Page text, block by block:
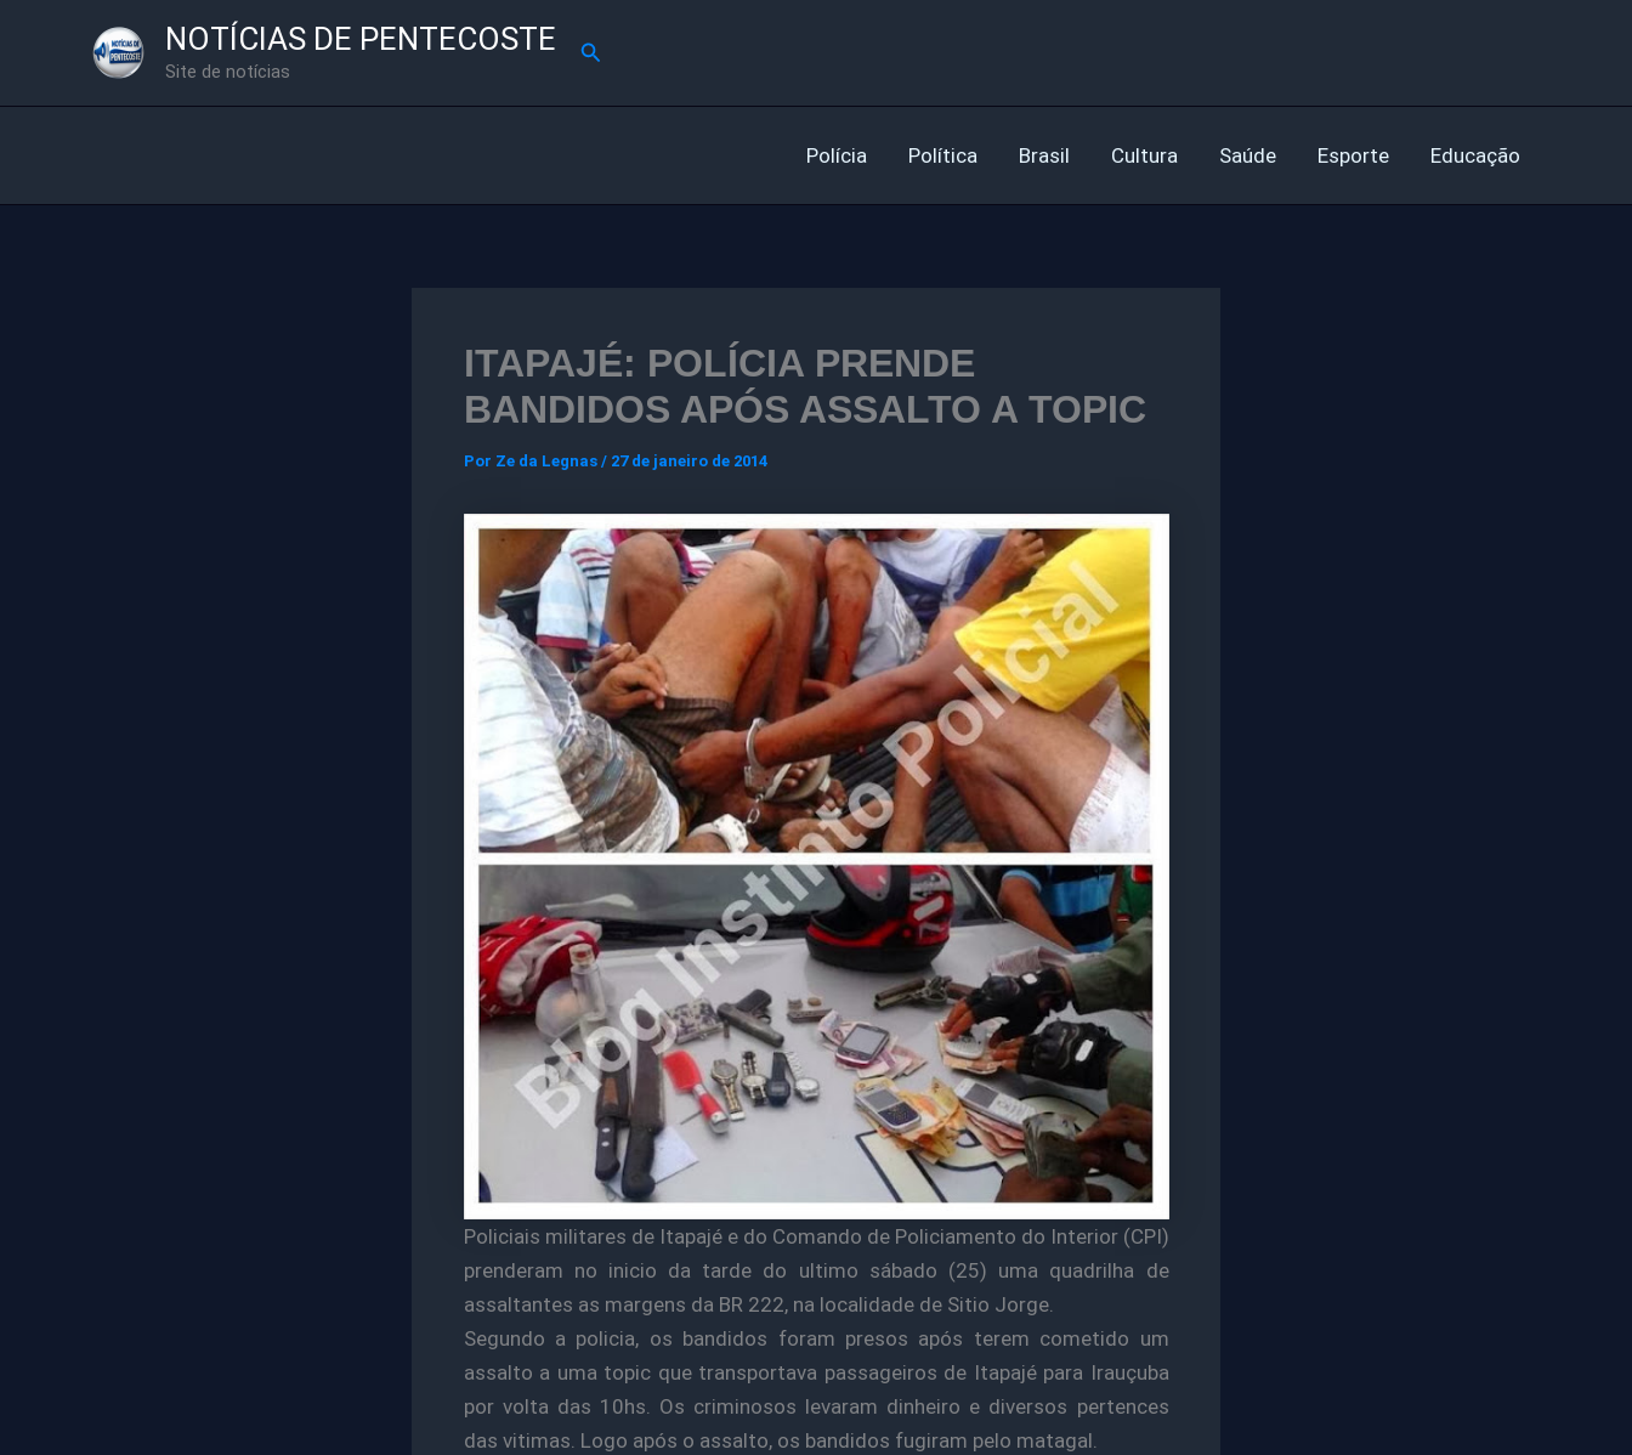
NOTÍCIAS DE PENTECOSTE
Site de notícias
Pesquisar
Polícia Política Brasil Cultura Saúde Esporte Educação
ITAPAJÉ: POLÍCIA PRENDE
BANDIDOS APÓS ASSALTO A TOPIC
Por Ze da Legnas / 27 de janeiro de 2014
Policiais militares de Itapajé e do Comando de Policiamento do Interior (CPI)
prenderam no inicio da tarde do ultimo sábado (25) uma quadrilha de
assaltantes as margens da BR 222, na localidade de Sitio Jorge.
Segundo a policia, os bandidos foram presos após terem cometido um
assalto a uma topic que transportava passageiros de Itapajé para Irauçuba
por volta das 10hs. Os criminosos levaram dinheiro e diversos pertences
das vitimas. Logo após o assalto, os bandidos fugiram pelo matagal.